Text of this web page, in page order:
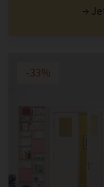
→
-33%